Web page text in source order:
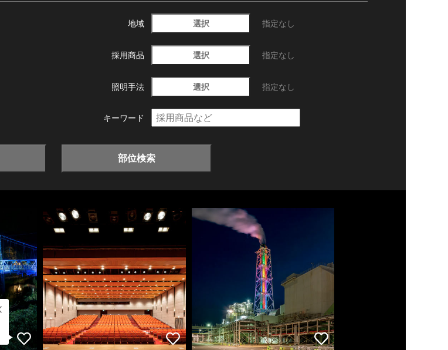
地域 選択 指定なし
採用商品 選択 指定なし
照明手法 選択 指定なし
キーワード
部位検索